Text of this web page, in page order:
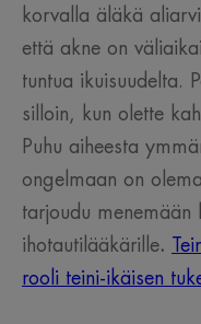
korvalla äläkä
että akne on
tuntua ikuisuudelta.
silloin, kun olette
Puhu aiheesta
ongelmaan on
tarjoudu menemään
ihotautilääkärille.
rooli teini-ikäisen